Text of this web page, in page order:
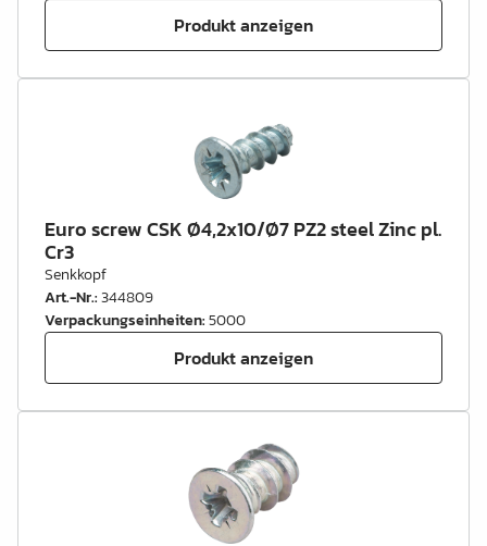
Produkt anzeigen
Euro screw CSK Ø4,2x10/Ø7 PZ2 steel Zinc pl.
Cr3
Senkkopf
Art.-Nr.:344809
Verpackungseinheiten:5000
Produkt anzeigen